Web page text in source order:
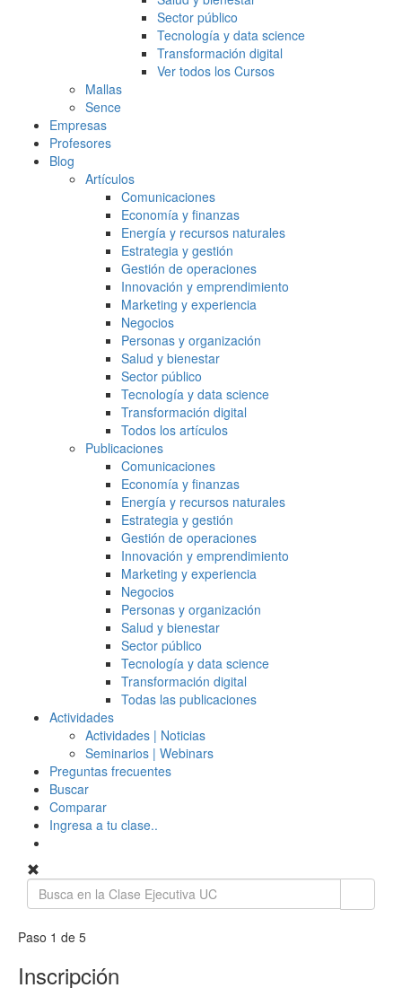
Sector público
Tecnología y data science
Transformación digital
Ver todos los Cursos
Mallas
Sence
Empresas
Profesores
Blog
Artículos
Comunicaciones
Economía y finanzas
Energía y recursos naturales
Estrategia y gestión
Gestión de operaciones
Innovación y emprendimiento
Marketing y experiencia
Negocios
Personas y organización
Salud y bienestar
Sector público
Tecnología y data science
Transformación digital
Todos los artículos
Publicaciones
Comunicaciones
Economía y finanzas
Energía y recursos naturales
Estrategia y gestión
Gestión de operaciones
Innovación y emprendimiento
Marketing y experiencia
Negocios
Personas y organización
Salud y bienestar
Sector público
Tecnología y data science
Transformación digital
Todas las publicaciones
Actividades
Actividades | Noticias
Seminarios | Webinars
Preguntas frecuentes
Buscar
Comparar
Ingresa a tu clase..
Paso 1 de 5
Inscripción